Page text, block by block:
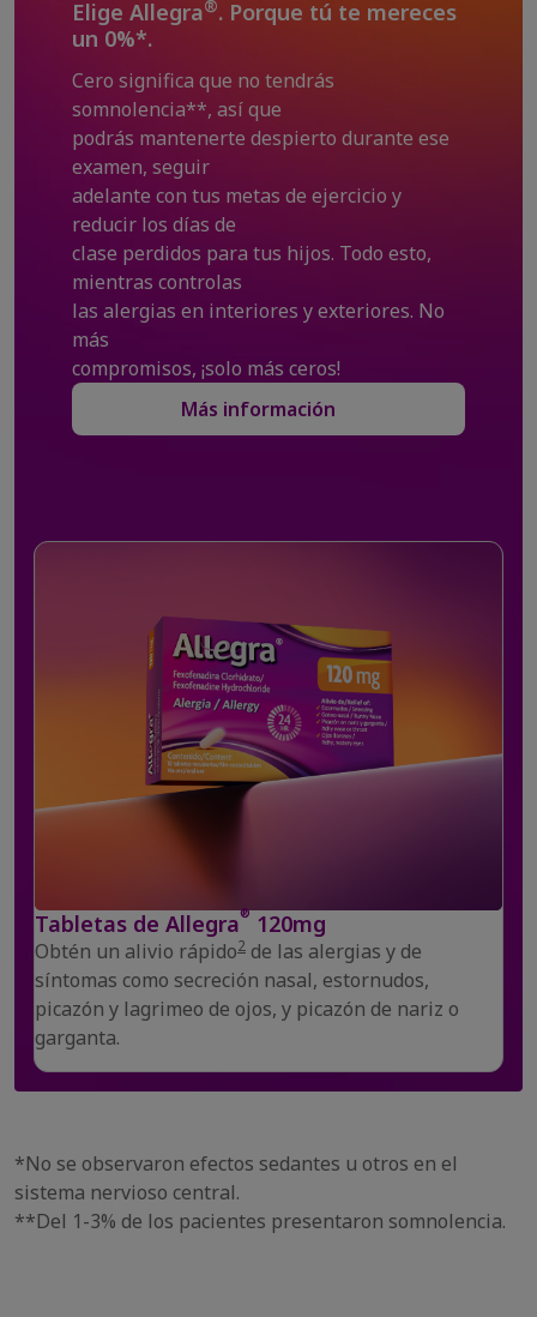
Elige Allegra®. Porque tú te mereces
un 0%*.
Cero significa que no tendrás
somnolencia**, así que
podrás mantenerte despierto durante ese
examen, seguir
adelante con tus metas de ejercicio y
reducir los días de
clase perdidos para tus hijos. Todo esto,
mientras controlas
las alergias en interiores y exteriores. No
más
compromisos, ¡solo más ceros!
Más información
Tabletas de Allegra® 120mg
Obtén un alivio rápido2 de las alergias y de
síntomas como secreción nasal, estornudos,
picazón y lagrimeo de ojos, y picazón de nariz o
garganta.
*No se observaron efectos sedantes u otros en el
sistema nervioso central.
**Del 1-3% de los pacientes presentaron somnolencia.